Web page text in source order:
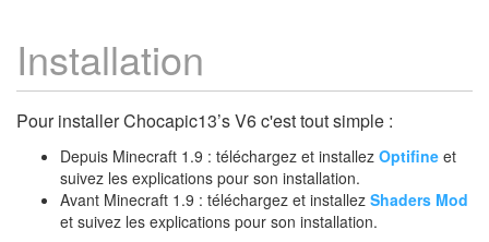
Installation
Pour installer Chocapic13’s V6 c'est tout simple :
Depuis Minecraft 1.9 : téléchargez et installez Optifine et
suivez les explications pour son installation.
Avant Minecraft 1.9 : téléchargez et installez Shaders Mod
et suivez les explications pour son installation.